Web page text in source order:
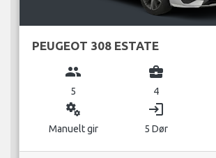
PEUGEOT 308 ESTATE
group
5
business_center
4
miscellaneous_services
Manuelt gir
login
5 Dør